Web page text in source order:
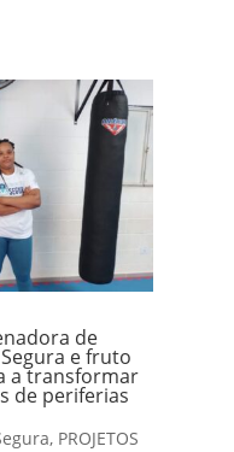
de
e fruto
a transformar
de periferias
, PROJETOS